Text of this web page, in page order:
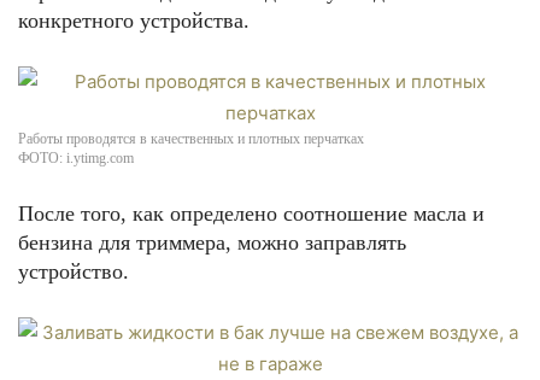
конкретного устройства.
Работы проводятся в качественных и плотных перчатках
ФОТО: i.ytimg.com
После того, как определено соотношение масла и
бензина для триммера, можно заправлять
устройство.